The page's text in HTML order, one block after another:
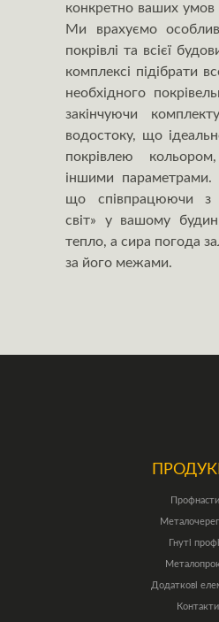
конкретно ваших
Ми врахуємо
покрівлі та всієї
комплексі підібрати
необхідного
закінчуючи
водостоку, що
покрівлею
іншими параметрами.
що співпрацюючи з
світ» у вашому
тепло, а сира погода
за його межами.
Гнуті
Додаткові
Контакти